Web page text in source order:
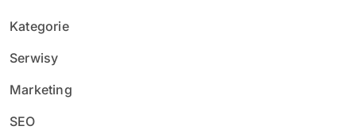
Kategorie
Serwisy
Marketing
SEO